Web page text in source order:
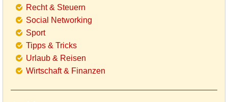
Recht & Steuern
Social Networking
Sport
Tipps & Tricks
Urlaub & Reisen
Wirtschaft & Finanzen